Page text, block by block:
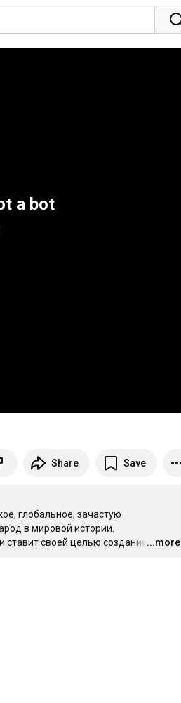
a bot
Share Save
глобальное, зачастую
в мировой истории.
ставит своей целью создание поз…
...more